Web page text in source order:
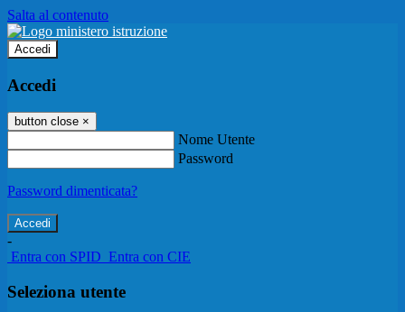
Salta al contenuto
Accedi
Accedi
button close ×
Nome Utente
Password
Password dimenticata?
-
Entra con SPID Entra con CIE
Seleziona utente